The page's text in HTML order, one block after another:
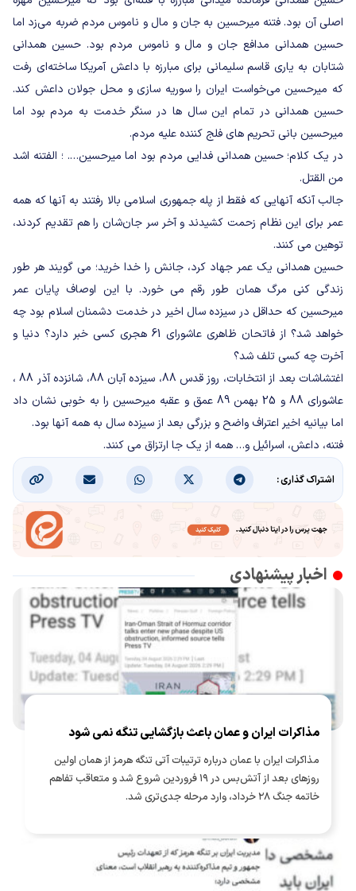
اصلی آن بود. فتنه میرحسین به جان و مال و ناموس مردم ضربه می‌زد اما
حسین همدانی مدافع جان و مال و ناموس مردم بود. حسین همدانی
شتابان به یاری قاسم سلیمانی برای مبارزه با داعش آمریکا ساخته‌ای رفت
که میرحسین می‌خواست ایران را سوریه سازی و محل جولان داعش کند.
حسین همدانی در تمام این سال ها در سنگر خدمت به مردم بود اما
میرحسین بانی تحریم های فلج کننده علیه مردم.
در یک کلام؛ حسین همدانی فدایی مردم بود اما میرحسین…. ؛ الفتنه اشد
من القتل.
جالب آنکه آنهایی که فقط از پله جمهوری اسلامی بالا رفتند به آنها که همه
عمر برای این نظام زحمت کشیدند و آخر سر جان‌شان را هم تقدیم کردند،
توهین می کنند.
حسین همدانی یک عمر جهاد کرد، جانش را خدا خرید؛ می گویند هر طور
زندگی کنی مرگ همان طور رقم می خورد. با این اوصاف پایان عمر
میرحسین که حداقل در سیزده سال اخیر در خدمت دشمنان اسلام بود چه
خواهد شد؟ از فاتحان ظاهری عاشورای 61 هجری کسی خبر دارد؟ دنیا و
آخرت چه کسی تلف شد؟
اغتشاشات بعد از انتخابات، روز قدس 88، سیزده آبان 88، شانزده آذر 88 ،
عاشورای 88 و 25 بهمن 89 عمق و عقبه میرحسین را به خوبی نشان داد
اما بیانیه اخیر اعتراف واضح و بزرگی بعد از سیزده سال به همه آنها بود.
فتنه، داعش، اسرائیل و… همه از یک جا ارتزاق می کنند.
اشتراک گذاری :
اخبار پیشنهادی
مذاکرات ایران و عمان باعث بازگشایی تنگه نمی شود
مذاکرات ایران با عمان درباره ترتیبات آتی تنگه هرمز از همان اولین
روزهای بعد از آتش‌بس در ۱۹ فروردین شروع شد و متعاقب تفاهم
خاتمه جنگ ۲۸ خرداد، وارد مرحله جدی‌تری شد.